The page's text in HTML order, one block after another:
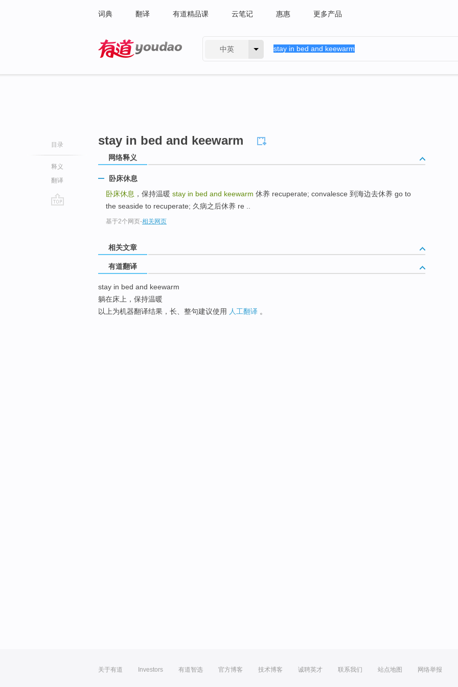
词典 翻译 有道精品课 云笔记 惠惠 更多产品
中英
目录
释义
翻译
stay in bed and keewarm
网络释义
卧床休息
卧床休息 ，保持温暖 stay in bed and keewarm 休养 recuperate; convalesce 到海边去休养 go to
the seaside to recuperate; 久病之后休养 re ..
基于2个网页-相关网页
相关文章
有道翻译
stay in bed and keewarm
躺在床上，保持温暖
以上为机器翻译结果，长、整句建议使用 人工翻译 。
关于有道 Investors 有道智选 官方博客 技术博客 诚聘英才 联系我们 站点地图 网络举报